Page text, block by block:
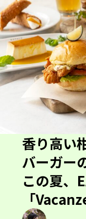
香り高
バーガー
この夏、
「